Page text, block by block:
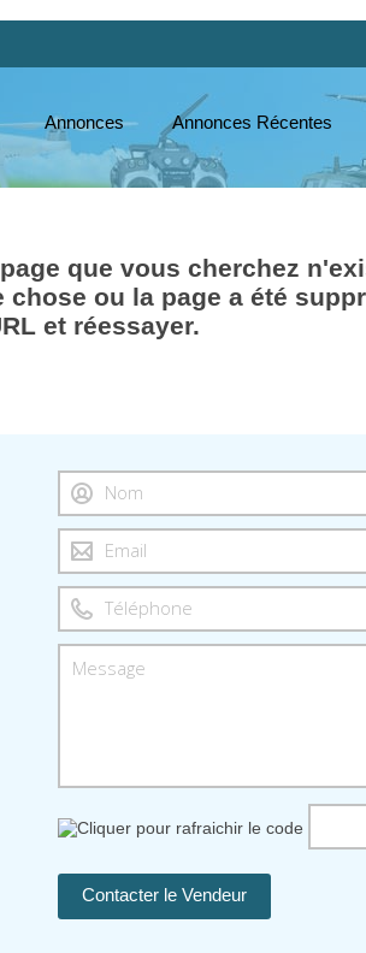
Annonces Annonces Récentes
que vous cherchez
ou la page a été
et réessayer.